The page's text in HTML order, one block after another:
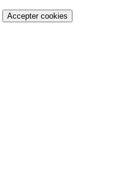
Accepter cookies